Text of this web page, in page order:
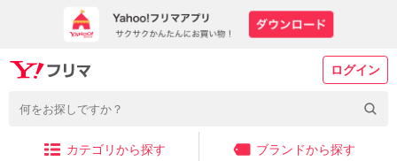
ログイン
カテゴリから探す ブランドから探す